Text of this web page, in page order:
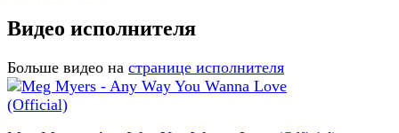
Видео исполнителя
Больше видео на странице исполнителя